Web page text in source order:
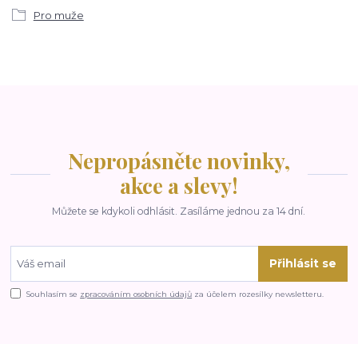
Pro muže
Nepropásněte novinky,
akce a slevy!
Můžete se kdykoli odhlásit. Zasíláme jednou za 14 dní.
Přihlásit se
Souhlasím se zpracováním osobních údajů za účelem rozesílky newsletteru.